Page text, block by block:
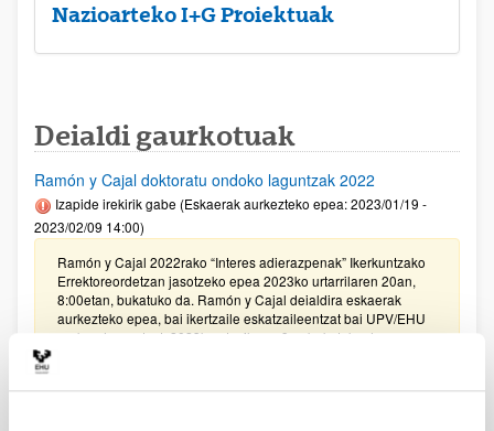
Nazioarteko I+G Proiektuak
Deialdi gaurkotuak
Ramón y Cajal doktoratu ondoko laguntzak 2022
Izapide irekirik gabe (Eskaerak aurkezteko epea: 2023/01/19 -
2023/02/09 14:00)
Ramón y Cajal 2022rako “Interes adierazpenak” Ikerkuntzako
Errektoreordetzan jasotzeko epea 2023ko urtarrilaren 20an,
8:00etan, bukatuko da. Ramón y Cajal deialdira eskaerak
aurkezteko epea, bai ikertzaile eskatzaileentzat bai UPV/EHU
erakundearentzat, 2023ko otsailaren 9an bukatuko da,